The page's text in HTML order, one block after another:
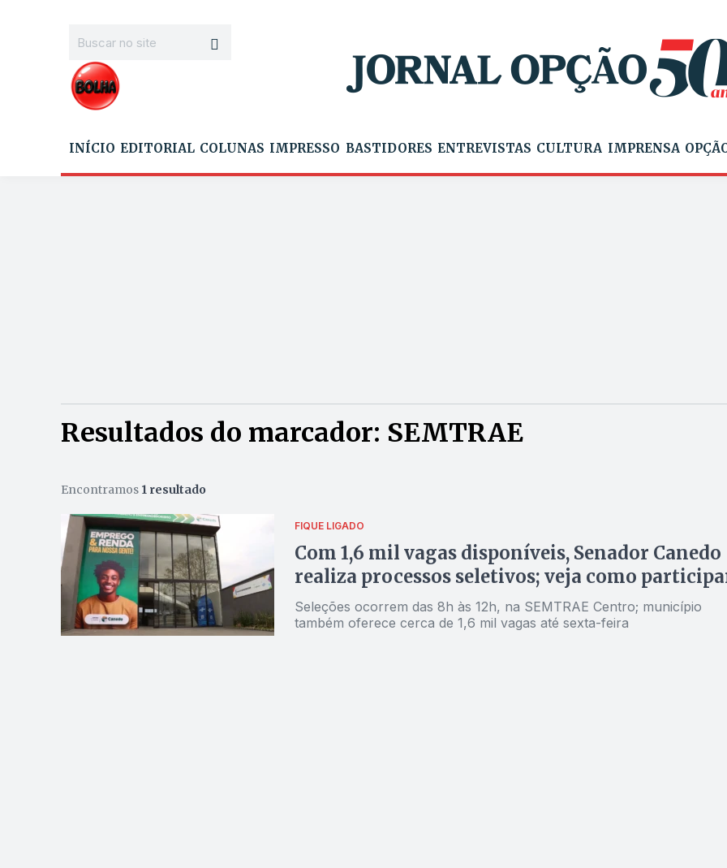
INÍCIO EDITORIAL COLUNAS IMPRESSO BASTIDORES ENTREVISTAS CULTURA IMPRENSA
Resultados do marcador: SEMTRAE
Encontramos 1 resultado
FIQUE LIGADO
Com 1,6 mil vagas disponíveis, Senador Canedo
realiza processos seletivos; veja como
Seleções ocorrem das 8h às 12h, na SEMTRAE Centro; município
também oferece cerca de 1,6 mil vagas até sexta-feira